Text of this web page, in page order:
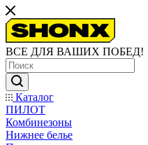
ВСЕ ДЛЯ ВАШИХ ПОБЕД!
Каталог
ПИЛОТ
Комбинезоны
Нижнее белье